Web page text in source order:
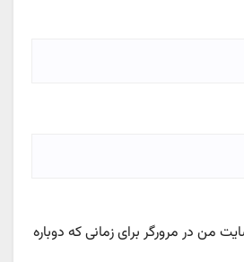
من در مرورگر برای زمانی که دوباره